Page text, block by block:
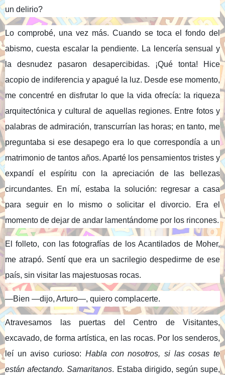
un delirio?
Lo comprobé, una vez más. Cuando se toca el fondo del
abismo, cuesta escalar la pendiente. La lencería sensual y
la desnudez pasaron desapercibidas. ¡Qué tonta! Hice
acopio de indiferencia y apagué la luz. Desde ese momento,
me concentré en disfrutar lo que la vida ofrecía: la riqueza
arquitectónica y cultural de aquellas regiones. Entre fotos y
palabras de admiración, transcurrían las horas; en tanto, me
preguntaba si ese desapego era lo que correspondía a un
matrimonio de tantos años. Aparté los pensamientos tristes y
expandí el espíritu con la apreciación de las bellezas
circundantes. En mí, estaba la solución: regresar a casa
para seguir en lo mismo o solicitar el divorcio. Era el
momento de dejar de andar lamentándome por los rincones.
El folleto, con las fotografías de los Acantilados de Moher,
me atrapó. Sentí que era un sacrilegio despedirme de ese
país, sin visitar las majestuosas rocas.
—Bien —dijo, Arturo—, quiero complacerte.
Atravesamos las puertas del Centro de Visitantes,
excavado, de forma artística, en las rocas. Por los senderos,
leí un aviso curioso: Habla con nosotros, si las cosas te
están afectando. Samaritanos. Estaba dirigido, según supe,